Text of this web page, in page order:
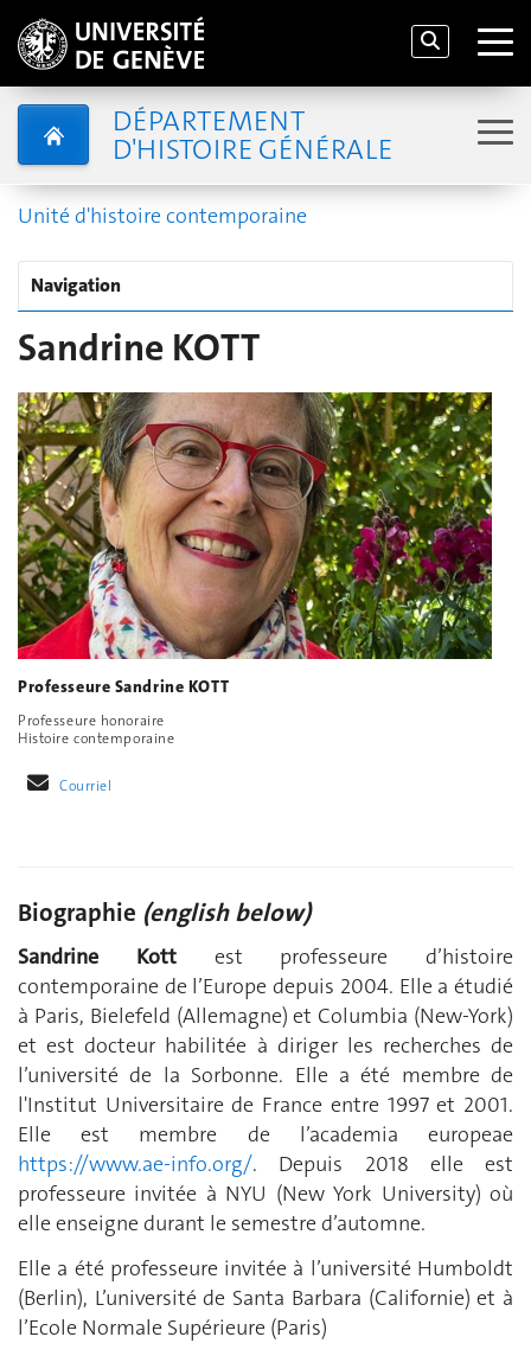
DÉPARTEMENT
D'HISTOIRE GÉNÉRALE
Unité d'histoire contemporaine
Navigation
Sandrine KOTT
Professeure Sandrine KOTT
Professeure honoraire
Histoire contemporaine
Courriel
Biographie (english below)
Sandrine Kottest professeure d’histoire
contemporaine de l’Europe depuis 2004. Elle a étudié
à Paris, Bielefeld (Allemagne) et Columbia (New-York)
et est docteur habilitée à diriger les recherches de
l’université de la Sorbonne. Elle a été membre de
l'Institut Universitaire de France entre 1997 et 2001.
Elle est membre de l’academia europeae
https://www.ae-info.org/. Depuis 2018 elle est
professeure invitée à NYU (New York University) où
elle enseigne durant le semestre d’automne.
Elle a été professeure invitée à l’université Humboldt
(Berlin), L’université de Santa Barbara (Californie) et à
l’Ecole Normale Supérieure (Paris)